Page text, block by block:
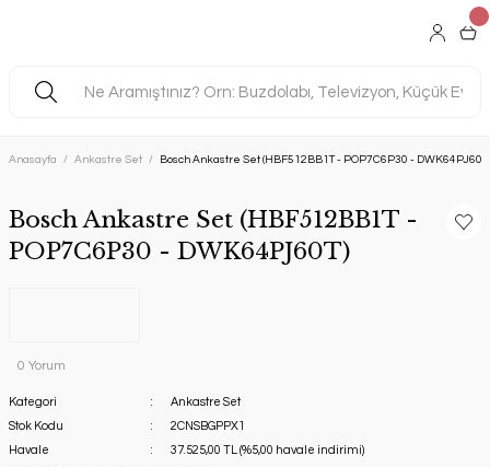
Anasayfa Ankastre Set Bosch Ankastre Set (HBF512BB1T - POP7C6P30 - DWK64PJ60T)
Bosch Ankastre Set (HBF512BB1T -
POP7C6P30 - DWK64PJ60T)
0 Yorum
Kategori
Ankastre Set
Stok Kodu
2CNSBGPPX1
Havale
37.525,00 TL (%5,00 havale indirimi)